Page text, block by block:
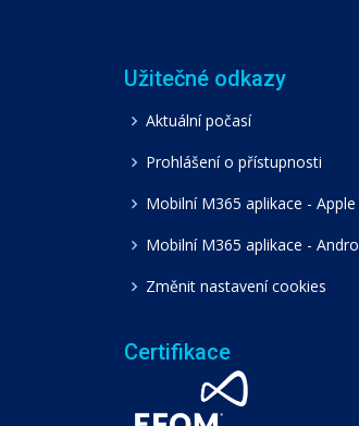
Užitečné odkazy
Aktuální počasí
Prohlášení o přístupnosti
Mobilní M365 aplikace - Apple
Mobilní M365 aplikace -
Změnit nastavení cookies
Certifikace